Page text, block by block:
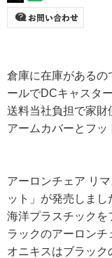
倉庫に在庫があるの
ールでDCキャスタ
送料当社負担で家財
アームカバーとフッ
アーロンチェア リ
ット」が発売しまし
海洋プラスチックを
ラックのアーロンチ
オニキスはブラッ